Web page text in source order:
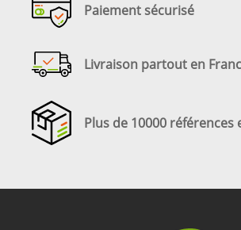
Paiement sécurisé
Livraison partout en
Plus de 10000 références